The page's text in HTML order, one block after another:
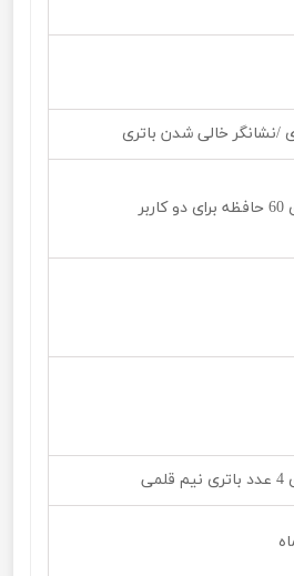
/نشانگر خالی شدن باتری